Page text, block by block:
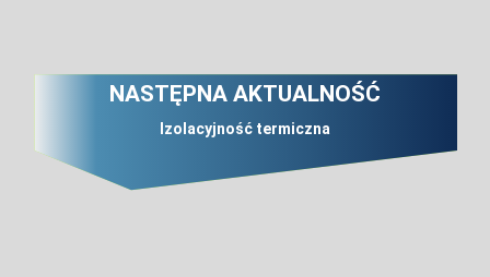
NASTĘPNA AKTUALNOŚĆ
Izolacyjność termiczna